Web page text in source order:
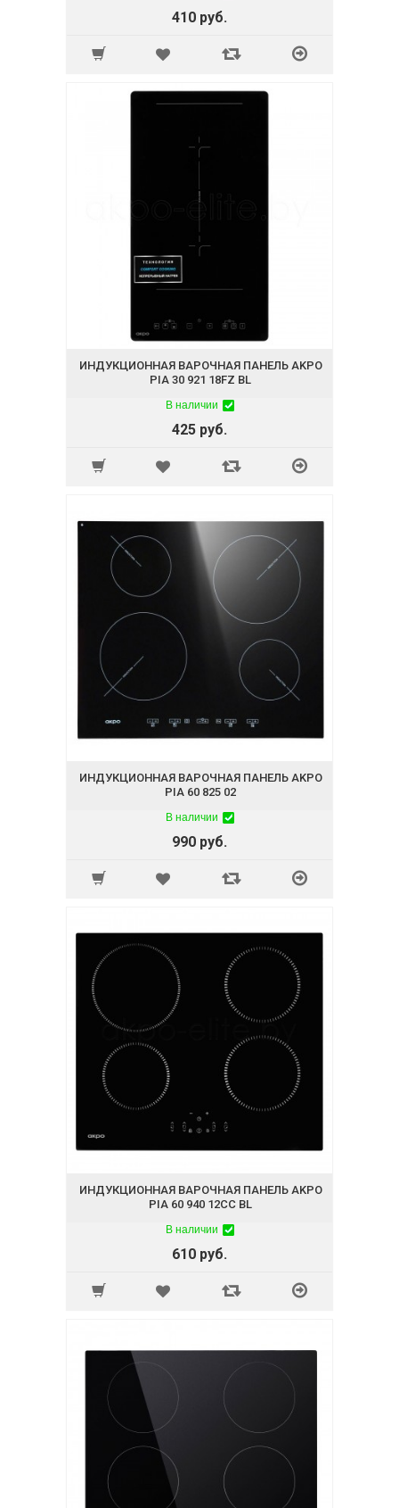
410 руб.
ИНДУКЦИОННАЯ ВАРОЧНАЯ ПАНЕЛЬ AKPO
PIA 30 921 18FZ BL
В наличии
425 руб.
ИНДУКЦИОННАЯ ВАРОЧНАЯ ПАНЕЛЬ AKPO
PIA 60 825 02
В наличии
990 руб.
ИНДУКЦИОННАЯ ВАРОЧНАЯ ПАНЕЛЬ AKPO
PIA 60 940 12CC BL
В наличии
610 руб.